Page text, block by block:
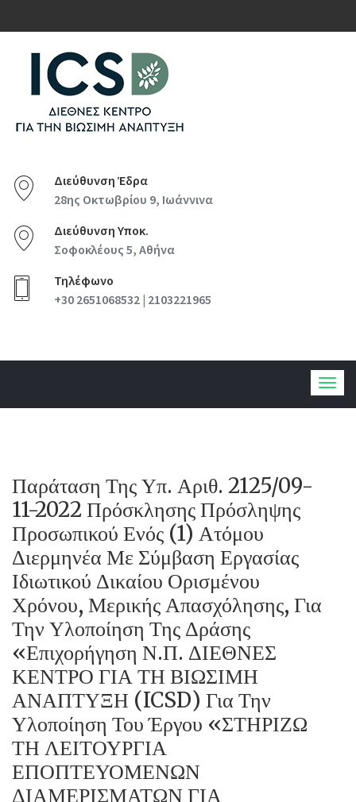
Διεύθυνση Έδρα
28ης Οκτωβρίου 9, Ιωάννινα
Διεύθυνση Υποκ.
Σοφοκλέους 5, Αθήνα
Τηλέφωνο
+30 2651068532 | 2103221965
Παράταση Της Υπ. Αριθ. 2125/09-
11-2022 Πρόσκλησης Πρόσληψης
Προσωπικού Ενός (1) Ατόμου
Διερμηνέα Με Σύμβαση Εργασίας
Ιδιωτικού Δικαίου Ορισμένου
Χρόνου, Μερικής Απασχόλησης, Για
Την Υλοποίηση Της Δράσης
«Επιχορήγηση Ν.Π. ΔΙΕΘΝΕΣ
ΚΕΝΤΡΟ ΓΙΑ ΤΗ ΒΙΩΣΙΜΗ
ΑΝΑΠΤΥΞΗ (ICSD) Για Την
Υλοποίηση Του Έργου «ΣΤΗΡΙΖΩ
ΤΗ ΛΕΙΤΟΥΡΓΙΑ
ΕΠΟΠΤΕΥΟΜΕΝΩΝ
ΔΙΑΜΕΡΙΣΜΑΤΩΝ ΓΙΑ